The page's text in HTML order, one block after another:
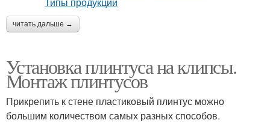
читать дальше →
Установка плинтуса на клипсы.
Монтаж плинтусов
Прикрепить к стене пластиковый плинтус можно
большим количеством самых разных способов.